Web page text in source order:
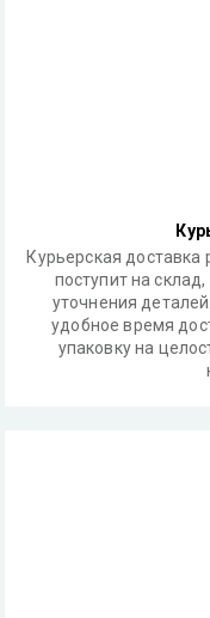
Курьерская доставка
поступит на
уточнения
удобное время
упаковку на